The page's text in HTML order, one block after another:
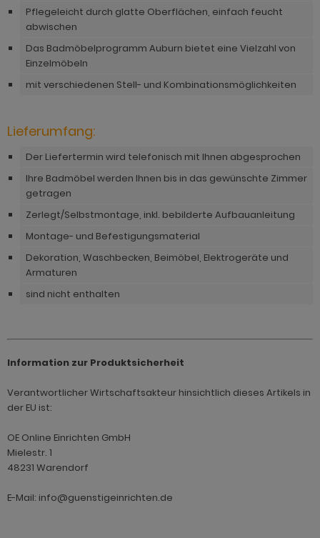
Pflegeleicht durch glatte Oberflächen, einfach feucht
abwischen
Das Badmöbelprogramm Auburn bietet eine Vielzahl von
Einzelmöbeln
mit verschiedenen Stell- und Kombinationsmöglichkeiten
Lieferumfang:
Der Liefertermin wird telefonisch mit Ihnen abgesprochen
Ihre Badmöbel werden Ihnen bis in das gewünschte Zimmer
getragen
Zerlegt/Selbstmontage, inkl. bebilderte Aufbauanleitung
Montage- und Befestigungsmaterial
Dekoration, Waschbecken, Beimöbel, Elektrogeräte und
Armaturen
sind nicht enthalten
Information zur Produktsicherheit
Verantwortlicher Wirtschaftsakteur hinsichtlich dieses Artikels in
der EU ist:
OE Online Einrichten GmbH
Mielestr. 1
48231 Warendorf
E-Mail: info@guenstigeinrichten.de
Seyne
Starlet
Sunroof
Timber
Tomaso
Vestland
Ward
Rovola
Rubin weiß
Scandik
Seyne
Stove weiß Pinie
Stream
Sumatra
Sunroof
Timber
Tomaso
Tyler
Ward